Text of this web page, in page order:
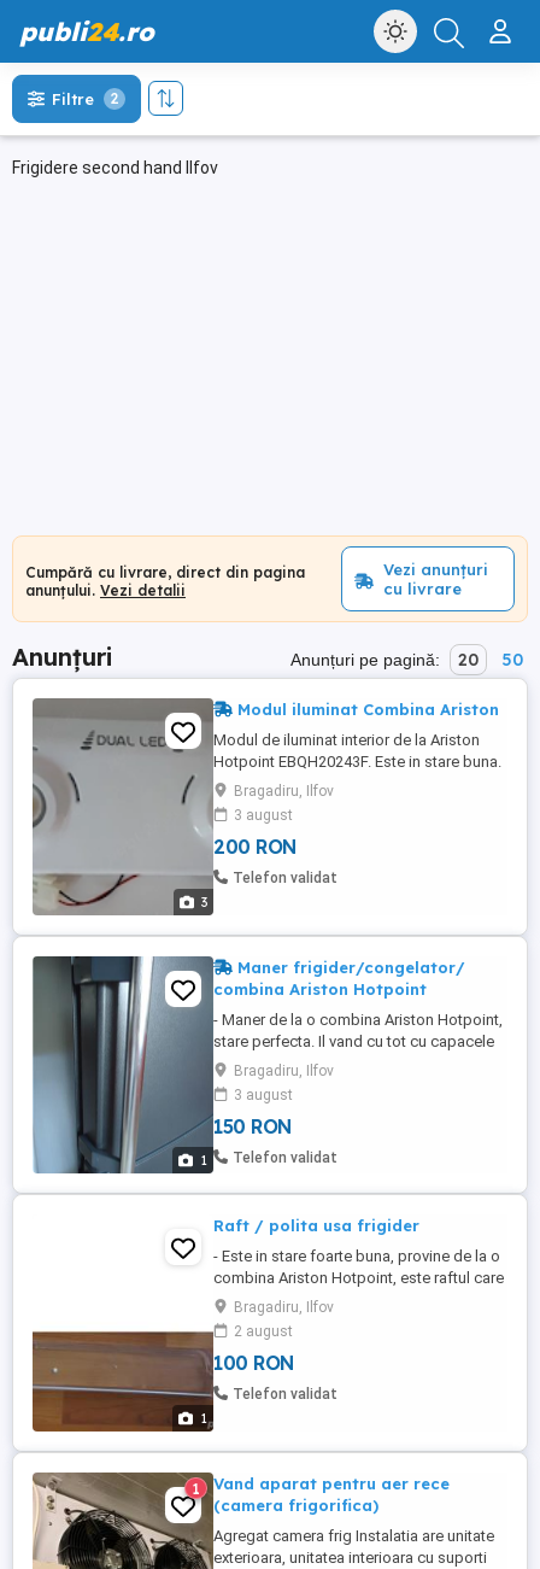
publi24.ro
Frigidere second hand Ilfov
Filtre 2
Cumpără cu livrare, direct din pagina
anunțului. Vezi detalii
Vezi anunțuri
cu livrare
Anunțuri Anunțuri pe pagină: 20 50
3
Modul iluminat Combina Ariston
Modul de iluminat interior de la Ariston
Hotpoint EBQH20243F. Este in stare buna.
Bragadiru, Ilfov
3 august
200 RON
Telefon validat
1
Maner frigider/congelator/
combina Ariston Hotpoint
- Maner de la o combina Ariston Hotpoint,
stare perfecta. Il vand cu tot cu capacele
de la suruburi. - Pret 150lei.
Bragadiru, Ilfov
3 august
150 RON
Telefon validat
1
Raft / polita usa frigider
- Este in stare foarte buna, provine de la o
combina Ariston Hotpoint, este raftul care
se pune pe usa si se depoziteaza oua,
etc. (diverse).
Bragadiru, Ilfov
2 august
100 RON
Telefon validat
1
Vand aparat pentru aer rece
(camera frigorifica)
Agregat camera frig Instalatia are unitate
exterioara, unitatea interioara cu suporti